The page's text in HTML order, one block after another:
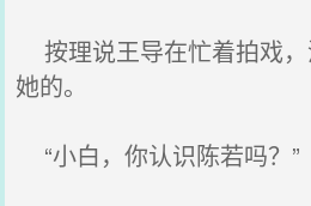
按理说王导在忙着拍戏
她的。
“小白，你认识陈若吗？”